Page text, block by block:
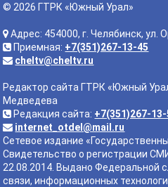
© 2026 ГТРК «Южный Урал»
Адрес: 454000, г. Челябинск, ул.
Приемная: +7(351)267-13-45
cheltv@cheltv.ru
Редактор сайта ГТРК «Южный
Медведева
Редакция сайта: +7(351)267-
internet_otdel@mail.ru
Сетевое издание
Свидетельство о регистрации
22.08.2014. Выдано Федеральной
связи, информационных